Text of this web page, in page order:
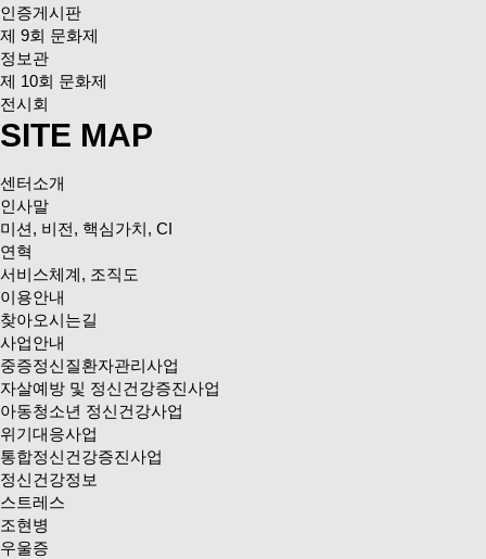
인증게시판
제 9회 문화제
정보관
제 10회 문화제
전시회
SITE MAP
센터소개
인사말
미션, 비전, 핵심가치, CI
연혁
서비스체계, 조직도
이용안내
찾아오시는길
사업안내
중증정신질환자관리사업
자살예방 및 정신건강증진사업
아동청소년 정신건강사업
위기대응사업
통합정신건강증진사업
정신건강정보
스트레스
조현병
우울증